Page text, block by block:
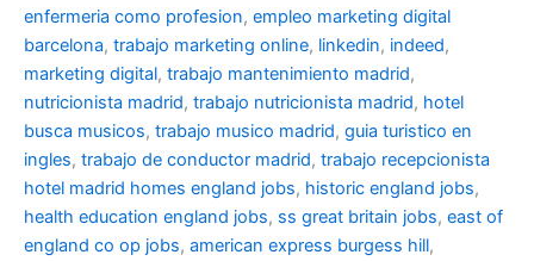
enfermeria como profesion, empleo marketing digital
barcelona, trabajo marketing online, linkedin, indeed,
marketing digital, trabajo mantenimiento madrid,
nutricionista madrid, trabajo nutricionista madrid, hotel
busca musicos, trabajo musico madrid, guia turistico en
ingles, trabajo de conductor madrid, trabajo recepcionista
hotel madrid homes england jobs, historic england jobs,
health education england jobs, ss great britain jobs, east of
england co op jobs, american express burgess hill,